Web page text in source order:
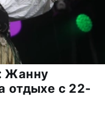
Жанну
отдыхе с 22-